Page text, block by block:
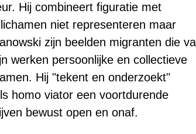
Hij combineert figuratie met
niet representeren maar
zijn beelden migranten die
werken persoonlijke en collectieve
Hij "tekent en onderzoekt"
homo viator een voortdurende
bewust open en onaf.